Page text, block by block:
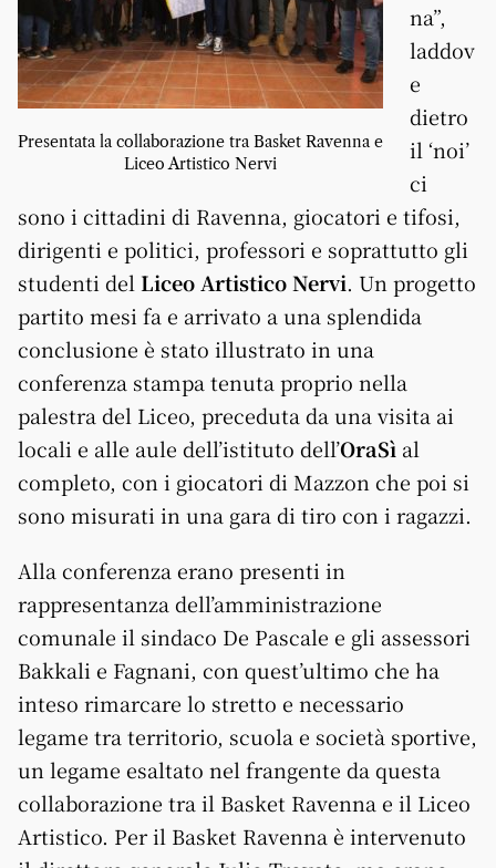
Presentata la collaborazione tra Basket Ravenna e
Liceo Artistico Nervi
na”,
laddov
e
dietro
il ‘noi’
ci
sono i cittadini di Ravenna, giocatori e tifosi,
dirigenti e politici, professori e soprattutto gli
studenti del Liceo Artistico Nervi. Un progetto
partito mesi fa e arrivato a una splendida
conclusione è stato illustrato in una
conferenza stampa tenuta proprio nella
palestra del Liceo, preceduta da una visita ai
locali e alle aule dell’istituto dell’OraSì al
completo, con i giocatori di Mazzon che poi si
sono misurati in una gara di tiro con i ragazzi.
Alla conferenza erano presenti in
rappresentanza dell’amministrazione
comunale il sindaco De Pascale e gli assessori
Bakkali e Fagnani, con quest’ultimo che ha
inteso rimarcare lo stretto e necessario
legame tra territorio, scuola e società sportive,
un legame esaltato nel frangente da questa
collaborazione tra il Basket Ravenna e il Liceo
Artistico. Per il Basket Ravenna è intervenuto